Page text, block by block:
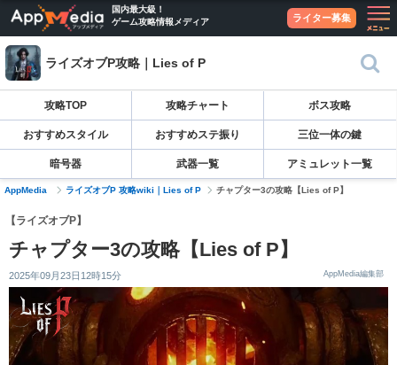
国内最大級！
ゲーム攻略情報メディア
ライター募集
ライズオブP攻略｜Lies of P
攻略TOP 攻略チャート ボス攻略
おすすめスタイル おすすめステ振り 三位一体の鍵
暗号器 武器一覧 アミュレット一覧
AppMedia ライズオブP 攻略wiki｜Lies of P チャプター3の攻略【Lies of P】
【ライズオブP】
チャプター3の攻略【Lies of P】
2025年09月23日12時15分 AppMedia編集部